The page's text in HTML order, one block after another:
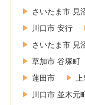
さいたま市 見
川口市 安行
さいたま市 見
草加市 谷塚町
蓮田市
川口市 並木元